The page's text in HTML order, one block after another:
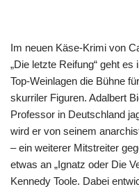
Im neuen Käse-Krimi von
„Die letzte Reifung“ geht
Top-Weinlagen die Bühne
skurriler Figuren. Adalbert
Professor in Deutschland
wird er von seinem
– ein weiterer Mitstreiter
etwas an „Ignatz oder Die
Kennedy Toole. Dabei